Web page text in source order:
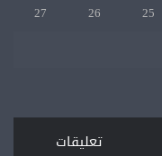
25
26
27
تعليقات